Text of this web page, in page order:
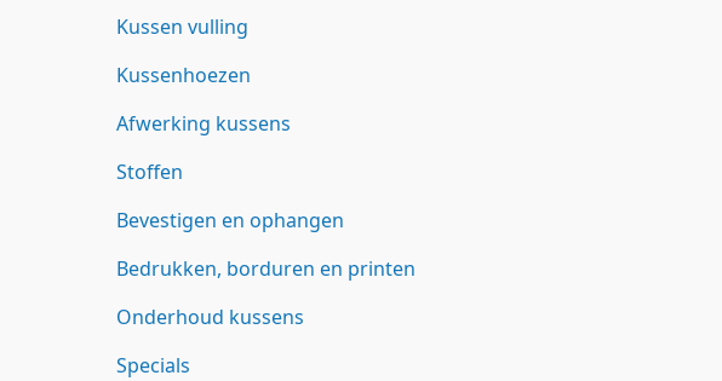
Kussen vulling
Kussenhoezen
Afwerking kussens
Stoffen
Bevestigen en ophangen
Bedrukken, borduren en printen
Onderhoud kussens
Specials